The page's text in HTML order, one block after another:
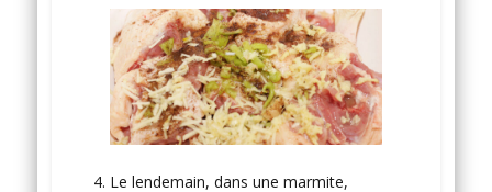
Le lendemain, dans une marmite,